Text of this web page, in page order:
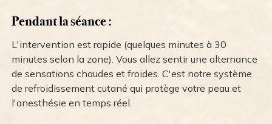
Pendant la séance :
L'intervention est rapide (quelques minutes à 30
minutes selon la zone). Vous allez sentir une alternance
de sensations chaudes et froides. C'est notre système
de refroidissement cutané qui protège votre peau et
l'anesthésie en temps réel.